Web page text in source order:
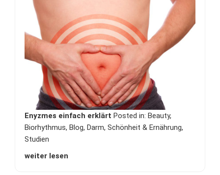
Enyzmes einfach erklärt Posted in: Beauty,
Biorhythmus, Blog, Darm,Schönheit & Ernährung,
Studien
weiter lesen